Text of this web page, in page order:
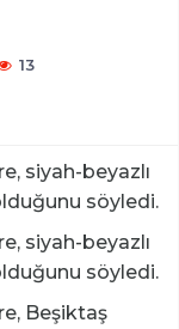
13
siyah-beyazlı
söyledi.
siyah-beyazlı
söyledi.
Beşiktaş